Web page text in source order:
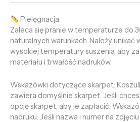
Pielęgnacja
Zaleca się pranie w temperaturze do
naturalnych warunkach. Należy unikać
wysokiej temperatury suszenia, aby
materiału i trwałość nadruków.
Wskazówki dotyczące skarpet:
zawiera domyślnie skarpet. Jeśli
opcję skarpet, aby je zapłacić.
nadruku: Jeśli nazwa i numer na